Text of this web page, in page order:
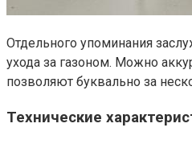
Отдельного упоминания
ухода за газоном. Можно
позволяют буквально за
Технические